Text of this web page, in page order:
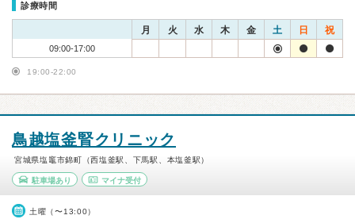
診療時間
月 火 水 木 金 土 日 祝
09:00-17:00
19:00-22:00
鳥越塩釜腎クリニック
宮城県塩竈市錦町（西塩釜駅、下馬駅、本塩釜駅）
駐車場あり マイナ受付
土曜（〜13:00）